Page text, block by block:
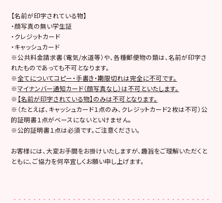
【名前が印字されている物】
・顔写真の無い学生証
・クレジットカード
・キャッシュカード
※公共料金請求書（電気/水道等）や、各種郵便物の類は、名前が印字さ
れたものであっても不可となります。
※全てについてコピー・手書き・期限切れは完全に不可です。
※マイナンバー通知カード（顔写真なし）は不可といたします。
※ 【名前が印字されている物】のみは不可となります。
※（たとえば、キャッシュカード１点のみ、クレジットカード２枚は不可）公
的証明書１点がベースにないといけません。
※公的証明書１点は必須です。ご注意ください。
お客様には、大変お手間をお掛けいたしますが、趣旨をご理解いただくと
ともに、ご協力を何卒宜しくお願い申し上げます。